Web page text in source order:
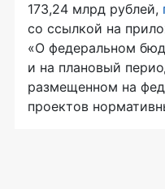
173,24 млрд рублей,
со ссылкой на
«О федеральном
и на плановый
размещенном на
проектов